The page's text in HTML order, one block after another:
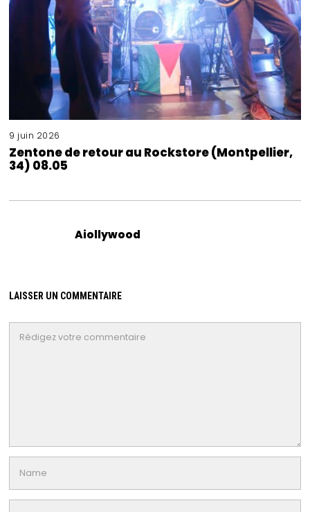
9 juin 2026
Zentone de retour au Rockstore (Montpellier,
34) 08.05
Aiollywood
LAISSER UN COMMENTAIRE